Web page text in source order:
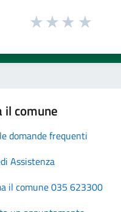
il comune
domande frequenti
Assistenza
il comune 035 623300